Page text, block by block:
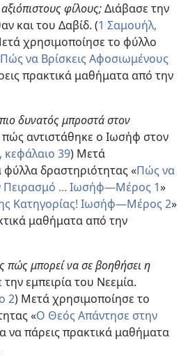
φίλους;Διάβασε την
και του Δαβίδ. (1 Σαμουήλ,
χρησιμοποίησε το φύλλο
Πώς να Βρίσκεις Αφοσιωμένους
πρακτικά μαθήματα από την
δυνατός μπροστά στον
αντιστάθηκε ο Ιωσήφ στον
κεφάλαιο 39) Μετά
δραστηριότητας «Πώς να
Πειρασμό ... Ιωσήφ—Μέρος 1»
Κατηγορίας! Ιωσήφ—Μέρος 2»
μαθήματα από την
πώς μπορεί να σε βοηθήσει η
εμπειρία του Νεεμία.
2) Μετά χρησιμοποίησε το
«Ο Θεός Απάντησε στην
να πάρεις πρακτικά μαθήματα